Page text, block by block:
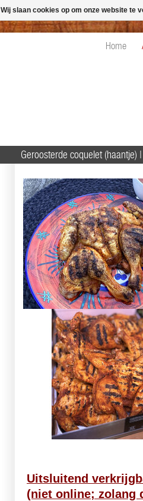
Home
Geroosterde coquelet (haantje)
Informatie Specificaties
Uitsluitend
(niet online; zolang
Wij slaan cookies op om onze website te